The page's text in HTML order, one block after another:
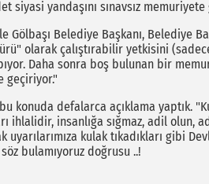
siyasi yandaşını sınavsız
Gölbaşı Belediye Başkanı, Belediye
olarak çalıştırabilir yetkisini
Daha sonra boş bulunan bir
geçiriyor."
konuda defalarca açıklama yaptık.
ihlalidir, insanlığa sığmaz, adil olun,
uyarılarımıza kulak tıkadıkları gibi
bulamıyoruz doğrusu ..!